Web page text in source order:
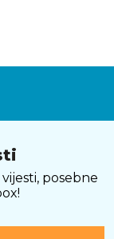
posebne